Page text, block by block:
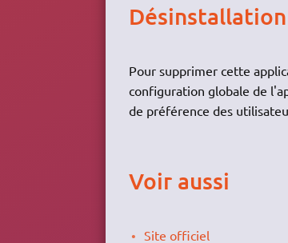
Désinstallation
Pour supprimer cette
configuration globale de
de préférence des
Voir aussi
Site officiel